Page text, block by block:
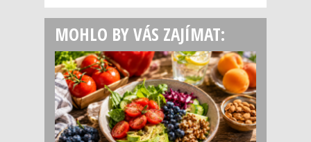
MOHLO BY VÁS ZAJÍMAT: